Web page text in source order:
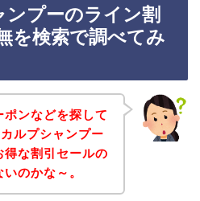
プーのライン割
を検索で調べてみ
ンなどを探して
ルプシャンプー
な割引セールの
のかな～。